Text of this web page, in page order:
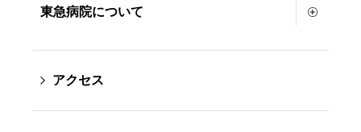
東急病院について
アクセス